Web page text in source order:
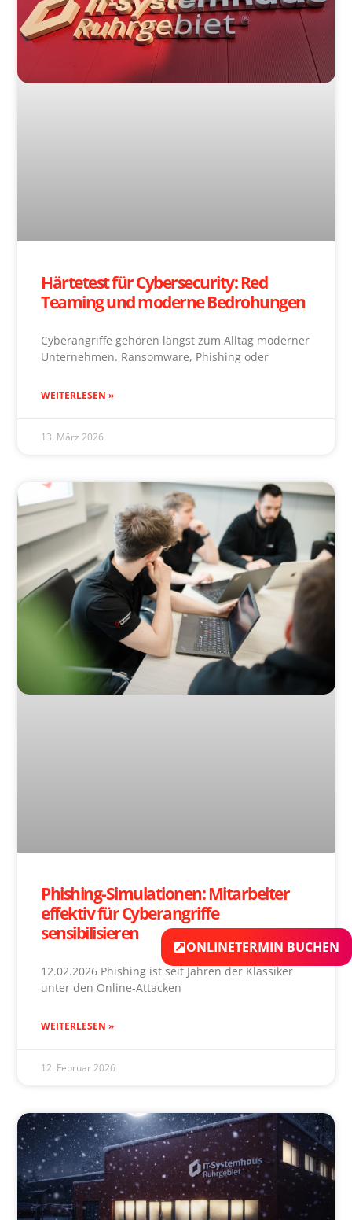
Härtetest für Cybersecurity: Red
Teaming und moderne Bedrohungen
Cyberangriffe gehören längst zum Alltag moderner
Unternehmen. Ransomware, Phishing oder
WEITERLESEN »
13. März 2026
Phishing-Simulationen: Mitarbeiter
effektiv für Cyberangriffe
sensibilisieren
12.02.2026 Phishing ist seit Jahren der Klassiker
unter den Online-Attacken
WEITERLESEN »
12. Februar 2026
ONLINETERMIN BUCHEN